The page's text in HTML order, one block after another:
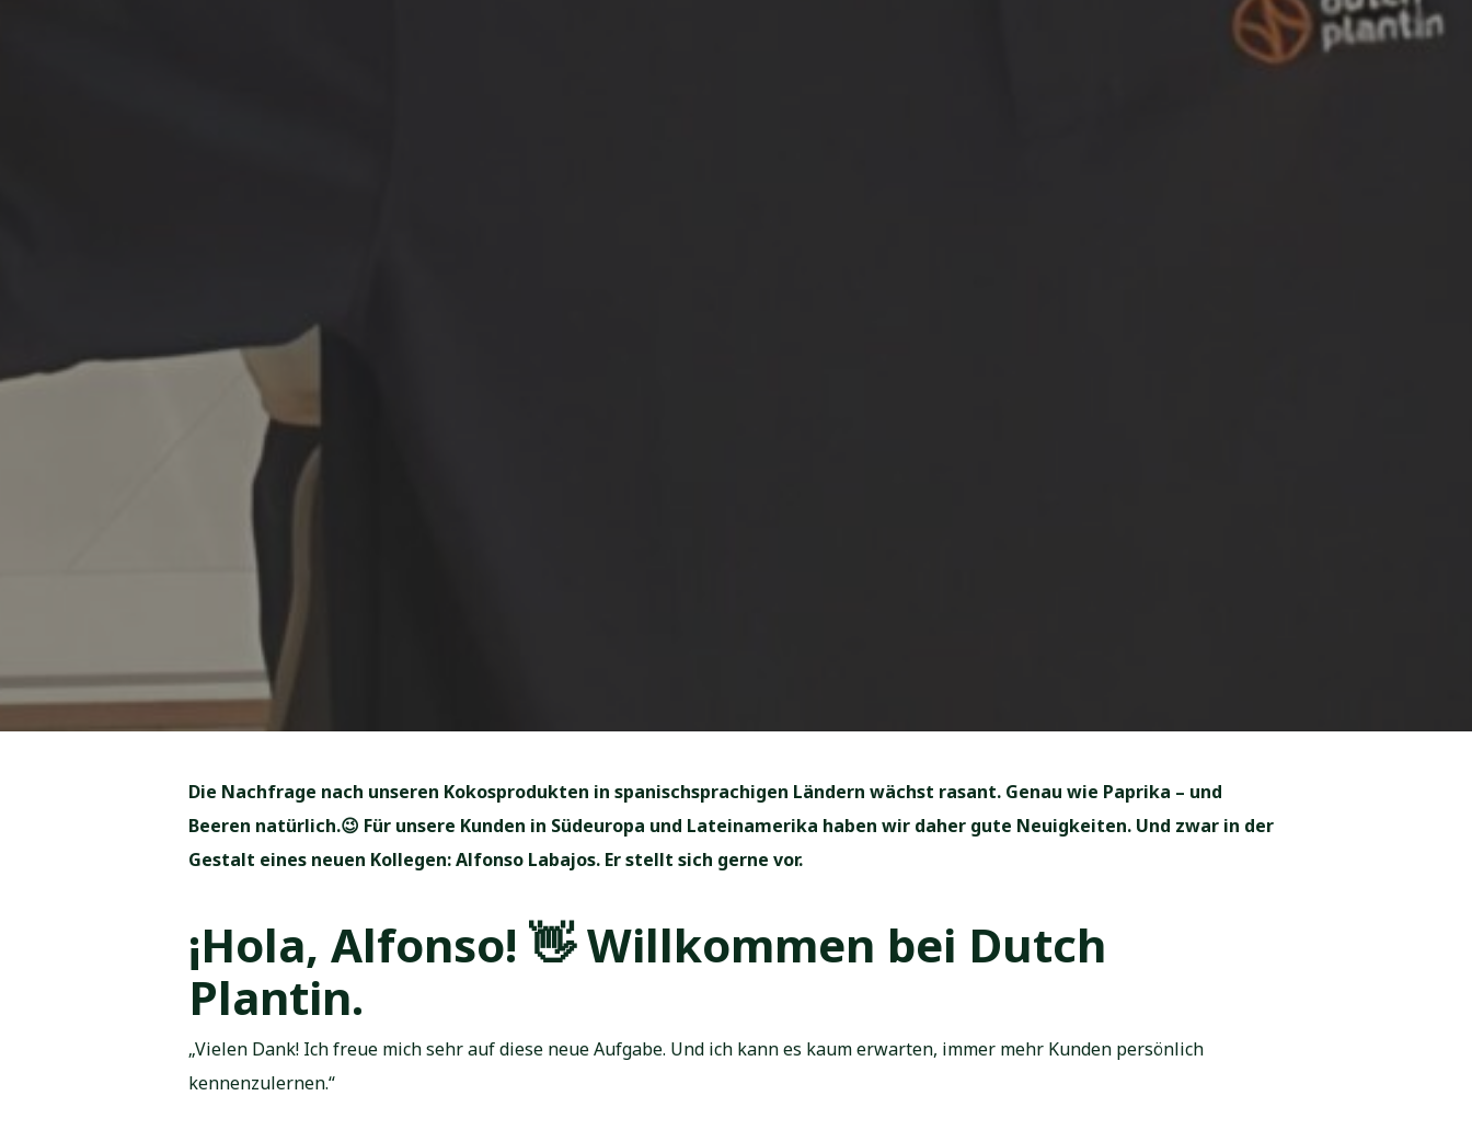
Die Nachfrage nach unseren Kokosprodukten in spanischsprachigen Ländern wächst rasant. Genau wie Paprika – und
Beeren natürlich.😉 Für unsere Kunden in Südeuropa und Lateinamerika haben wir daher gute Neuigkeiten. Und zwar in der
Gestalt eines neuen Kollegen: Alfonso Labajos. Er stellt sich gerne vor.
¡Hola, Alfonso! 👋Willkommen bei Dutch
Plantin.
„Vielen Dank! Ich freue mich sehr auf diese neue Aufgabe. Und ich kann es kaum erwarten, immer mehr Kunden persönlich
kennenzulernen.“